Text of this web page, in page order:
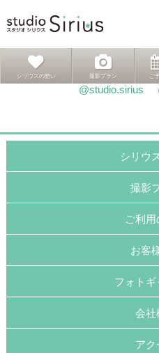
シリウスの想い 撮影プラン ご
稿
ー
の
稿:
次ページへ 次
シックに
インスタグ
@studio.sirius
シリウ
撮影
ご利
お客
フォトギ
会社
アク